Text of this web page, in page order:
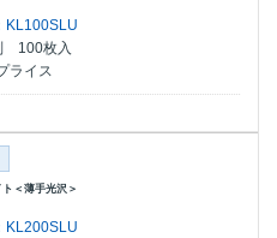
KL100SLU
100枚入
ライス
＜薄手光沢＞
KL200SLU